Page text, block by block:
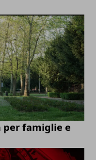
per famiglie e